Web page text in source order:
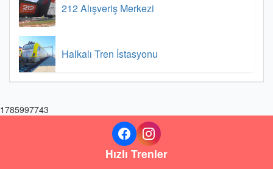
212 Alışveriş Merkezi
Halkalı Tren İstasyonu
1785997743
Hızlı Trenler